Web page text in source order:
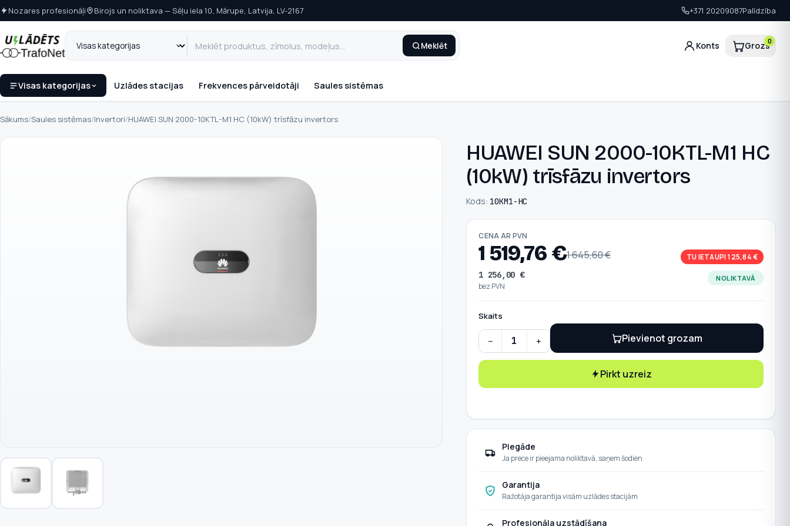
Nozares profesionāļi Birojs un noliktava — Sēļu iela 10, Mārupe, Latvija, LV-2167 +371 20209087Palīdzība
Meklēt Konts Grozs0
Visas kategorijas Uzlādes stacijas Frekvences pārveidotāji Saules sistēmas
Sākums/Saules sistēmas/Invertori/HUAWEI SUN 2000-10KTL-M1 HC (10kW) trīsfāzu invertors
HUAWEI SUN 2000-10KTL-M1 HC
(10kW) trīsfāzu invertors
Kods: 10KM1-HC
CENA AR PVN
1 519,76 €1 645,60€ TU IETAUPI 125,84 €
NOLIKTAVĀ
1 256,00 €
bez PVN
Skaits
HUAWEI SUN 2000-10KTL-M1 HC (10kW) trīsfāzu invertors quantity
− + Pievienot grozam
Pirkt uzreiz
Piegāde
Ja prece ir pieejama noliktavā, saņem šodien
Garantija
Ražotāja garantija visām uzlādes stacijām
Profesionāla uzstādīšana